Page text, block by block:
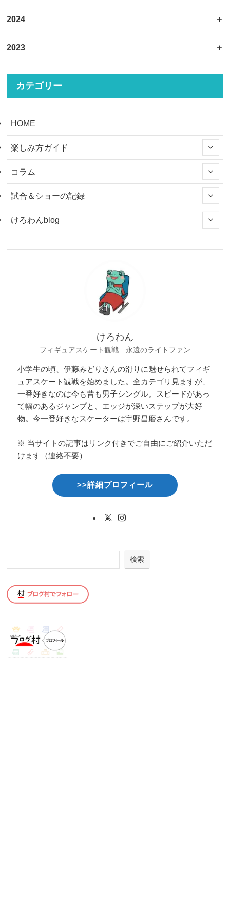
2024
2023
カテゴリー
HOME
楽しみ方ガイド
コラム
試合＆ショーの記録
けろわんblog
けろわん
フィギュアスケート観戦 永遠のライトファン
小学生の頃、伊藤みどりさんの滑りに魅せられてフィギ
ュアスケート観戦を始めました。全カテゴリ見ますが、
一番好きなのは今も昔も男子シングル。スピードがあっ
て幅のあるジャンプと、エッジが深いステップが大好
物。今一番好きなスケーターは宇野昌磨さんです。
※ 当サイトの記事はリンク付きでご自由にご紹介いただ
けます（連絡不要）
>>詳細プロフィール
検索